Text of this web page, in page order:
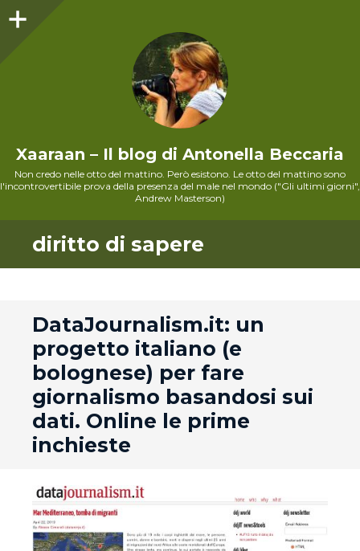
Xaaraan – Il blog di Antonella Beccaria
Non credo nelle otto del mattino. Però esistono. Le otto del mattino sono
l'incontrovertibile prova della presenza del male nel mondo ("Gli ultimi giorni",
Andrew Masterson)
diritto di sapere
DataJournalism.it: un
progetto italiano (e
bolognese) per fare
giornalismo basandosi sui
dati. Online le prime
inchieste